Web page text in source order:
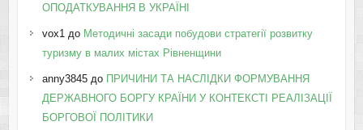
ОПОДАТКУВАННЯ В УКРАЇНІ
vox1 до Методичні засади побудови стратегії розвитку
туризму в малих містах Рівненщини
anny3845до ПРИЧИНИ ТА НАСЛІДКИ ФОРМУВАННЯ
ДЕРЖАВНОГО БОРГУ КРАЇНИ У КОНТЕКСТІ РЕАЛІЗАЦІЇ
БОРГОВОЇ ПОЛІТИКИ